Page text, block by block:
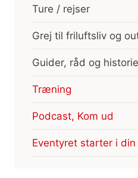
Ture / rejser
Grej til friluftsliv og
Guider, råd og
Træning
Podcast, Kom ud
Eventyret starter i